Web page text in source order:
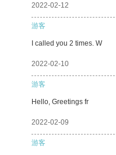
2022-02-12
游客
I called you 2 times. W
2022-02-10
游客
Hello, Greetings fr
2022-02-09
游客